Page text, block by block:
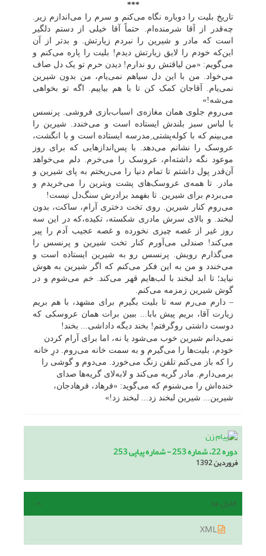
***
تاریخ بلیت را دوباره نگاه می‌کنم و سرم را می‌اندازم زیر.
چه‌قدر از آقا شرمنده‌ام. حتماً آقا خیلی از دستم دلگیر
است که مادر و شیرین را نبردم زیارتش. و بدتر از آن
این‌که خودم را لایق زیارتش دیدم! بلیت را پاره می‌کنم و
می‌گویم: «من لیاقتش رو ندارم! دیدن حرم تو یک دل صاف
می‌خواد. من با این دل سیاهم نمی‌یام، من بدون شیرین
نمی‌یام. آقاجان کمک کن تا با هم بیاییم. اگه تو بخواهی
می‌شه!»
می‌روم جلوی همان مغازه‌ی اسباب‌بازی فروشی. پرنسس
با لباس سبز بلندش ایستاده است و می‌خندد. شیرین را
می‌بینم که با کوله‌پشتی‌ ِمدرسه ایستاده است و با انگشت،
عروسک را نشانم می‌دهد. با پس‌اندازهایی که برای روز
موعود نگه داشته‌ام، عروسک را می‌خرم. دلم می‌خواهد
آن‌قدر پول داشتم تا تمام دنیا را می‌ریختم به پای شیرین و
مادر. تا همه‌ی عروسک‌های پشت ویترین را می‌خریدم و
می‌بردم برای شیرین. تا بفهمد برادرش سنگ‌دل نیست!
می‌روم کنار شیرین. روی تخت دختری آرام، ساکت، بدون
لبخند. و بالای سرش مادری شکسته، تکیده،که در این سه
روز غیر از غصه چیزی نخورده و غصه عجیب آدم را پیر
می‌کند! صندلی می‌آورم کنار تخت شیرین و پرنسس را
می‌گذارم رویش. پرنسس رو به شیرین ایستاده است و
می‌خندد و من به این فکر می‌کنم که اگر شیرین به هوش
نیاید؛ تا ابد لبخند با لب‌هایم قهر می‌کند. خم می‌شوم و در
گوش شیرین زمزمه می‌کنم.
–دارم می‌رم سه تا بلیت بگیرم برای مشهد، با هم بریم
زیارت آقا، بریم پیش بابا... ببین برات همان عروسکی که
دوست داشتی روگرفتم! بخند دیگه داداشی... بخند!
نمی‌دانم شیرین خوب می‌شود یا نه، اما برای آرام کردن
خودم، بلیت‌ها را می‌گیرم و به سمت خانه می‌روم. درِ خانه
را که باز می‌کنم تلفن زنگ می‌خورد. می‌دوم و گوشی را
برمی‌دارم. مادر گریه می‌کند و لابه‌لای گریه‌ها صدای
خنده‌اش را می‌شنوم که می‌گوید: «فرهاد، فرهادجان،
شیرین... شیرین لبخند زد... لبخند زد!»
دوره 22، شماره 253 - شماره پیاپی 253
فروردین 1392
فایل ها